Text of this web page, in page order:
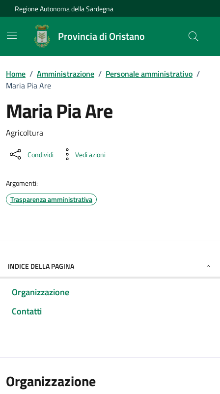
Vai ai contenuti
Vai al Footer
Regione Autonoma della Sardegna
Provincia di Oristano
Home / Amministrazione / Personale amministrativo /
Maria Pia Are
Maria Pia Are
Dettaglio della persona
Agricoltura
Condividi Vedi azioni
Argomenti:
Trasparenza amministrativa
INDICE DELLA PAGINA
Organizzazione
Contatti
Organizzazione